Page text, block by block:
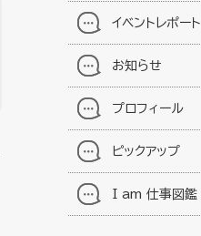
イベントレポート
お知らせ
プロフィール
ピックアップ
I am 仕事図鑑